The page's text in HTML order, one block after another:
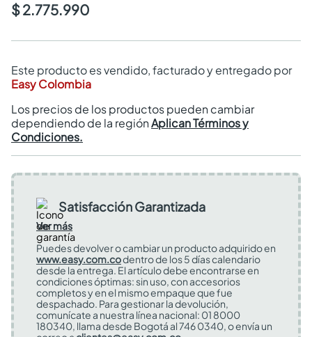
$ 2.775.990
Este producto es vendido, facturado y entregado por
Easy Colombia
Los precios de los productos pueden cambiar
dependiendo de la regiónAplican Términos y
Condiciones.
Satisfacción Garantizada
Ver más
Puedes devolver o cambiar un producto adquirido en
www.easy.com.codentro de los 5 días calendario
desde la entrega. El artículo debe encontrarse en
condiciones óptimas: sin uso, con accesorios
completos y en el mismo empaque que fue
despachado. Para gestionar la devolución,
comunícate a nuestra línea nacional: 01 8000
180340, llama desde Bogotá al 746 0340, o envía un